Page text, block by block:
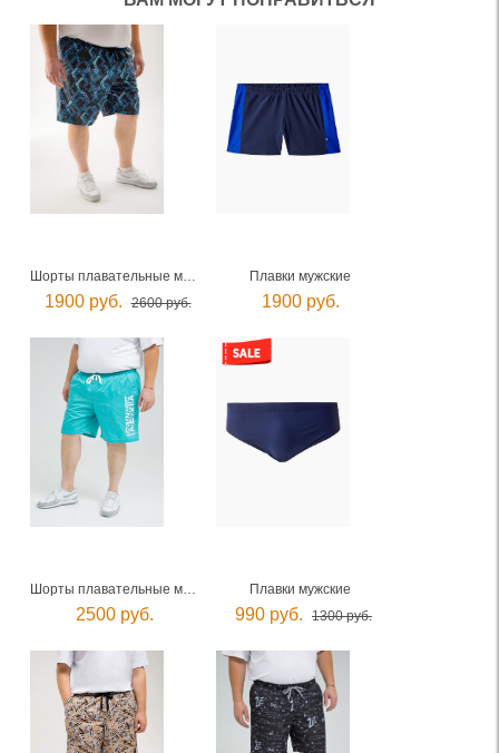
Шорты плавательные мужские
1900 руб. 2600 руб.
Плавки мужские
1900 руб.
Шорты плавательные мужские
2500 руб.
Плавки мужские
990 руб. 1300 руб.